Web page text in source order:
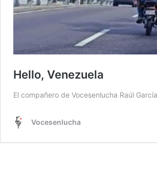
Hello, Venezuela
El compañero de Vocesenlucha Raúl
Vocesenlucha